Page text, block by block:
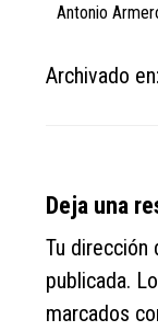
Antonio
Archivado en:
Reader
Deja una
Tu dirección
publicada.
marcados